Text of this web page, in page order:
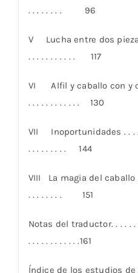
. . . . . . . . 96
V Lucha entre dos
. . . . . . . . . . . 117
VI Alfil y caballo con y
. . . . . . . . . . . . 130
VII Inoportunidades . . . . .
. . . . . . . . . 144
VIII La magia del caballo .
. . . . . . . . 151
Notas del traductor. . . . . . .
. . . . . . . . . . . .161
Índice de los estudios de